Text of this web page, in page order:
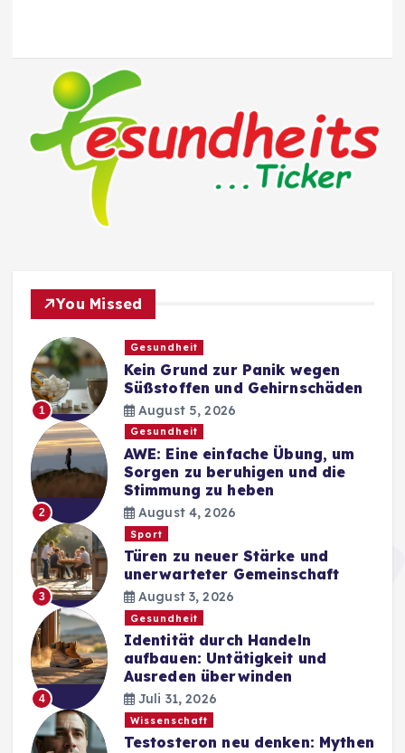
You Missed
1
Gesundheit
Kein Grund zur Panik wegen
Süßstoffen und Gehirnschäden
August 5, 2026
2
Gesundheit
AWE: Eine einfache Übung, um
Sorgen zu beruhigen und die
Stimmung zu heben
August 4, 2026
3
Sport
Türen zu neuer Stärke und
unerwarteter Gemeinschaft
August 3, 2026
4
Gesundheit
Identität durch Handeln
aufbauen: Untätigkeit und
Ausreden überwinden
Juli 31, 2026
Wissenschaft
Testosteron neu denken: Mythen